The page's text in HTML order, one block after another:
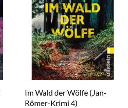
Im Wald der Wölfe (Jan-
Römer-Krimi 4)